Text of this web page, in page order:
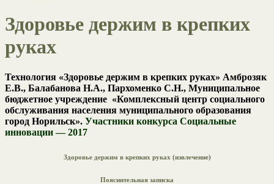
Здоровье держим в крепких
руках
Технология «Здоровье держим в крепких руках» Амброзяк
Е.В., Балабанова Н.А., Пархоменко С.Н., Муниципальное
бюджетное учреждение «Комплексный центр социального
обслуживания населения муниципального образования
город Норильск». Участники конкурса Социальные
инновации — 2017
Здоровье держим в крепких руках (извлечение)
Пояснительная записка